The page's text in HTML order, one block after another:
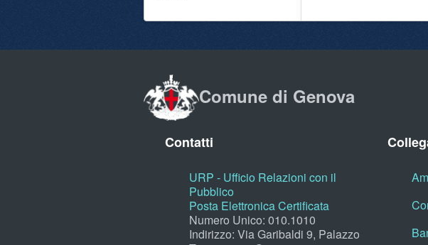
Comune di Genova
Contatti
URP - Ufficio Relazioni con il
Pubblico
Posta Elettronica Certificata
Numero Unico: 010.1010
Indirizzo: Via Garibaldi 9, Palazzo